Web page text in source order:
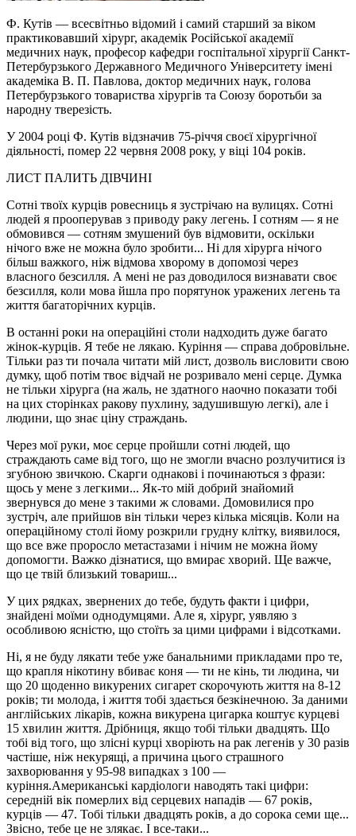
Ф. Кутів — всесвітньо відомий і самий старший за віком
практиковавший хірург, академік Російської академії
медичних наук, професор кафедри госпітальної хірургії Санкт-
Петербурзького Державного Медичного Університету імені
академіка В. П. Павлова, доктор медичних наук, голова
Петербурзького товариства хірургів та Союзу боротьби за
народну тверезість.
У 2004 році Ф. Кутів відзначив 75-річчя своєї хірургічної
діяльності, помер 22 червня 2008 року, у віці 104 років.
ЛИСТ ПАЛИТЬ ДІВЧИНІ
Сотні твоїх курців ровесниць я зустрічаю на вулицях. Сотні
людей я прооперував з приводу раку легень. І сотням — я не
обмовився — сотням змушений був відмовити, оскільки
нічого вже не можна було зробити... Ні для хірурга нічого
більш важкого, ніж відмова хворому в допомозі через
власного безсилля. А мені не раз доводилося визнавати своє
безсилля, коли мова йшла про порятунок уражених легень та
життя багаторічних курців.
В останні роки на операційні столи надходить дуже багато
жінок-курців. Я тебе не лякаю. Куріння — справа добровільне.
Тільки раз ти почала читати мій лист, дозволь висловити свою
думку, щоб потім твоє відчай не розривало мені серце. Думка
не тільки хірурга (на жаль, не здатного наочно показати тобі
на цих сторінках ракову пухлину, задушившую легкі), але і
людини, що знає ціну страждань.
Через мої руки, моє серце пройшли сотні людей, що
страждають саме від того, що не змогли вчасно розлучитися із
згубною звичкою. Скарги однакові і починаються з фрази:
щось у мене з легкими... Як-то мій добрий знайомий
звернувся до мене з такими ж словами. Домовилися про
зустріч, але прийшов він тільки через кілька місяців. Коли на
операційному столі йому розкрили грудну клітку, виявилося,
що все вже проросло метастазами і нічим не можна йому
допомогти. Важко дізнатися, що вмирає хворий. Ще важче,
що це твій близький товариш...
У цих рядках, звернених до тебе, будуть факти і цифри,
знайдені моїми однодумцями. Але я, хірург, уявляю з
особливою ясністю, що стоїть за цими цифрами і відсотками.
Ні, я не буду лякати тебе уже банальними прикладами про те,
що крапля нікотину вбиває коня — ти не кінь, ти людина, чи
що 20 щоденно викурених сигарет скорочують життя на 8-12
років; ти молода, і життя тобі здається безкінечною. За даними
англійських лікарів, кожна викурена цигарка коштує курцеві
15 хвилин життя. Дрібниця, якщо тобі тільки двадцять. Що
тобі від того, що злісні курці хворіють на рак легенів у 30 разів
частіше, ніж некурящі, а причина цього страшного
захворювання у 95-98 випадках з 100 —
куріння.Американські кардіологи наводять такі цифри:
середній вік померлих від серцевих нападів — 67 років,
курців — 47. Тобі тільки двадцять років, а до сорока семи ще...
Звісно, тебе це не злякає. І все-таки...